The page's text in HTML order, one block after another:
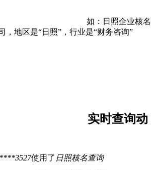
如：日照企业核名
，地区是“日照”，行业是“财务咨询”
实时查询动
使用了 日照核名查询